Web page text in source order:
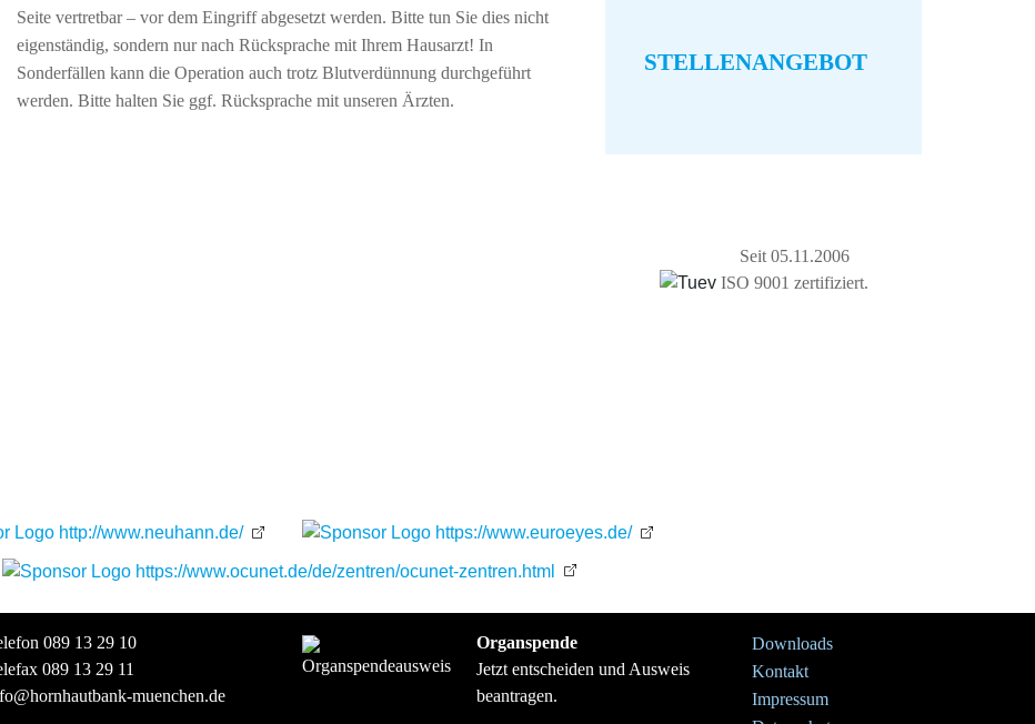
Seite vertretbar – vor dem Eingriff abgesetzt werden. Bitte tun Sie dies nicht
eigenständig, sondern nur nach Rücksprache mit Ihrem Hausarzt! In
Sonderfällen kann die Operation auch trotz Blutverdünnung durchgeführt
werden. Bitte halten Sie ggf. Rücksprache mit unseren Ärzten.
STELLENANGEBOT
Seit 05.11.2006
ISO 9001 zertifiziert.
089 13 29 10
089 13 29 11
muenchen.de
Organspende
Jetzt entscheiden und Ausweis
beantragen.
Downloads
Kontakt
Impressum